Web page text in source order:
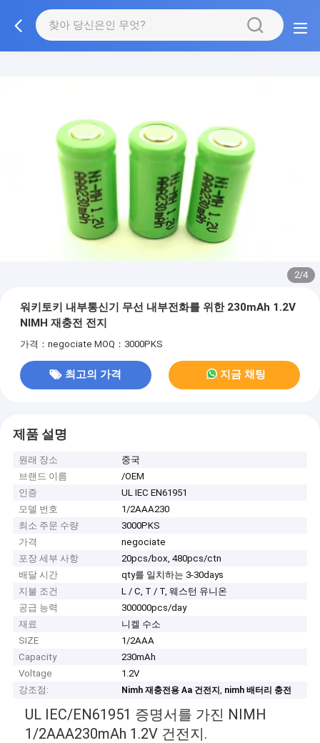
2/4
워키토키 내부통신기 무선 내부전화를 위한 230mAh 1.2V
NIMH 재충전 전지
가격：negociate MOQ：3000PKS
최고의 가격 지금 채팅
제품 설명
원래 장소
중국
브랜드 이름
/OEM
인증
UL IEC EN61951
모델 번호
1/2AAA230
최소 주문 수량
3000PKS
가격
negociate
포장 세부 사항
20pcs/box, 480pcs/ctn
배달 시간
qty를 일치하는 3-30days
지불 조건
L / C, T / T, 웨스턴 유니온
공급 능력
300000pcs/day
재료
니켈 수소
SIZE
1/2AAA
Capacity
230mAh
Voltage
1.2V
강조점:
Nimh 재충전용 Aa 건전지, nimh 배터리 충전
UL IEC/EN61951 증명서를 가진 NIMH
1/2AAA230mAh 1.2V 건전지.